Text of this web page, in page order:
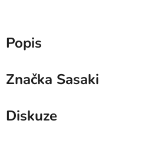
Popis
Značka Sasaki
Diskuze